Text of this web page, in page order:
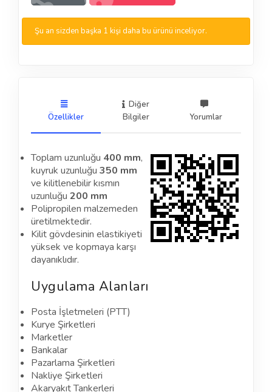
Şu an sizden başka 1 kişi daha bu ürünü inceliyor.
Özellikler
Diğer
Bilgiler
Yorumlar
Toplam uzunluğu 400 mm,
kuyruk uzunluğu 350 mm
ve kilitlenebilir kısmın
uzunluğu 200 mm
Polipropilen malzemeden
üretilmektedir.
Kilit gövdesinin elastikiyeti
yüksek ve kopmaya karşı
dayanıklıdır.
Uygulama Alanları
Posta İşletmeleri (PTT)
Kurye Şirketleri
Marketler
Bankalar
Pazarlama Şirketleri
Nakliye Şirketleri
Akaryakıt Tankerleri